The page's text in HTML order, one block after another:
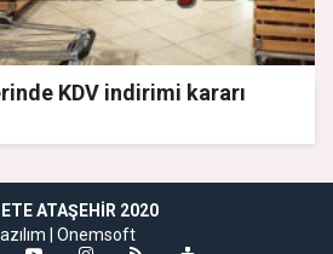
KDV indirimi kararı
ATAŞEHIR 2020
| Onemsoft